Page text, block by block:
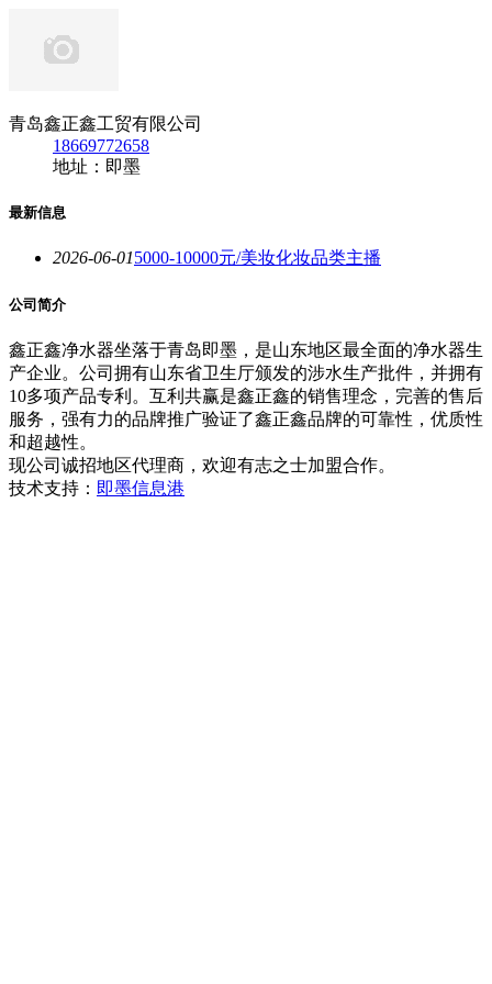
青岛鑫正鑫工贸有限公司
18669772658
地址：即墨
最新信息
2026-06-015000-10000元/美妆化妆品类主播
公司简介
鑫正鑫净水器坐落于青岛即墨，是山东地区最全面的净水器生
产企业。公司拥有山东省卫生厅颁发的涉水生产批件，并拥有
10多项产品专利。互利共赢是鑫正鑫的销售理念，完善的售后
服务，强有力的品牌推广验证了鑫正鑫品牌的可靠性，优质性
和超越性。
现公司诚招地区代理商，欢迎有志之士加盟合作。
技术支持： 即墨信息港